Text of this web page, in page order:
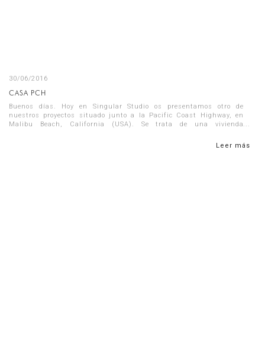
30/06/2016
CASA PCH
Buenos días. Hoy en Singular Studio os presentamos otro de
nuestros proyectos situado junto a la Pacific Coast Highway, en
Malibu Beach, California (USA). Se trata de una vivienda
Leer más